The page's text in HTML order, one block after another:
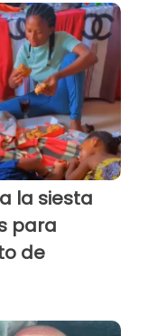
la siesta
para
de